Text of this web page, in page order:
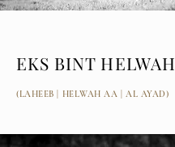
EKS BINT HELWAH
(LAHEEB | HELWAH AA | AL AYAD)